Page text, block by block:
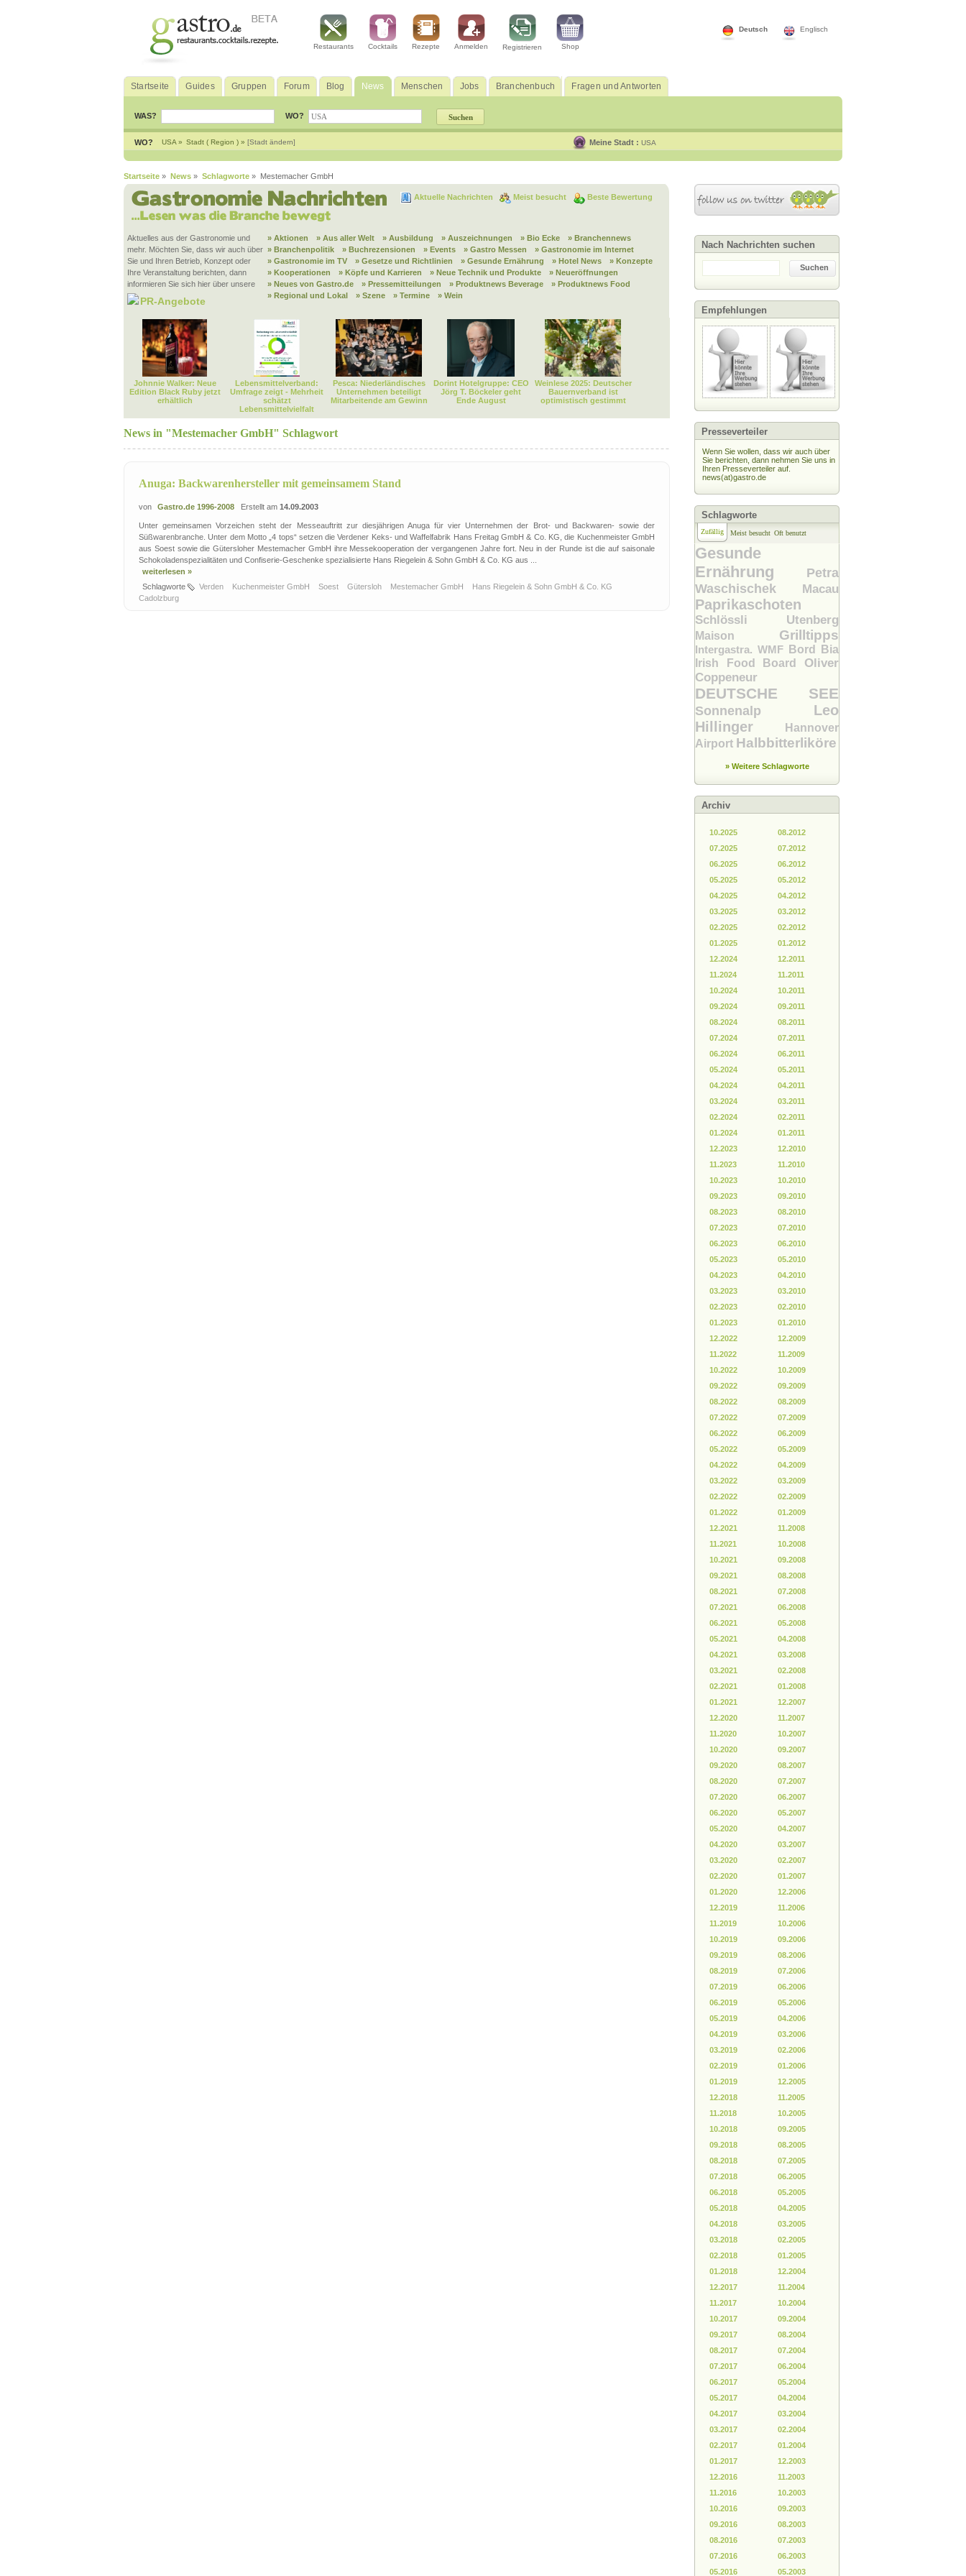
Englisch
Deutsch
Restaurants Cocktails Rezepte Anmelden Registrieren Shop
Startseite Guides Gruppen Forum Blog News Menschen Jobs Branchenbuch Fragen und Antworten
WAS? WO?
WO? USA » Stadt ( Region ) » [Stadt ändern] Meine Stadt : USA
Startseite » News » Schlagworte » Mestemacher GmbH
Aktuelle Nachrichten Meist besucht Beste Bewertung
Aktuelles aus der Gastronomie und
mehr. Möchten Sie, dass wir auch über
Sie und Ihren Betrieb, Konzept oder
Ihre Veranstaltung berichten, dann
informieren Sie sich hier über unsere
PR-Angebote
» Aktionen » Aus aller Welt » Ausbildung » Auszeichnungen » Bio Ecke
» Branchennews
» Branchenpolitik
» Buchrezensionen » Events » Gastro Messen
» Gastronomie im Internet
» Gastronomie im TV
» Gesetze und Richtlinien » Gesunde Ernährung » Hotel News
» Konzepte
» Kooperationen
» Köpfe und Karrieren » Neue Technik und Produkte
» Neueröffnungen
» Neues von Gastro.de
» Pressemitteilungen » Produktnews Beverage
» Produktnews Food
» Regional und Lokal
» Szene » Termine » Wein
Johnnie Walker: Neue
Edition Black Ruby jetzt
erhältlich
Lebensmittelverband:
Umfrage zeigt - Mehrheit
schätzt
Lebensmittelvielfalt
Pesca: Niederländisches
Unternehmen beteiligt
Mitarbeitende am Gewinn
Dorint Hotelgruppe: CEO
Jörg T. Böckeler geht
Ende August
Weinlese 2025: Deutscher
Bauernverband ist
optimistisch gestimmt
News in "Mestemacher GmbH" Schlagwort
Anuga: Backwarenhersteller mit gemeinsamem Stand
von Gastro.de 1996-2008 Erstellt am 14.09.2003
Unter gemeinsamen Vorzeichen steht der Messeauftritt zur diesjährigen Anuga für vier Unternehmen der Brot- und Backwaren- sowie der
Süßwarenbranche. Unter dem Motto „4 tops“ setzen die Verdener Keks- und Waffelfabrik Hans Freitag GmbH & Co. KG, die Kuchenmeister GmbH
aus Soest sowie die Gütersloher Mestemacher GmbH ihre Messekooperation der vergangenen Jahre fort. Neu in der Runde ist die auf saisonale
Schokoladenspezialitäten und Confiserie-Geschenke spezialisierte Hans Riegelein & Sohn GmbH & Co. KG aus ...
weiterlesen »
Schlagworte
Verden Kuchenmeister GmbH Soest Gütersloh Mestemacher GmbH
Hans Riegelein & Sohn GmbH & Co. KG
Cadolzburg
Nach Nachrichten suchen
Suchen
Empfehlungen
Presseverteiler
Wenn Sie wollen, dass wir auch über
Sie berichten, dann nehmen Sie uns in
Ihren Presseverteiler auf.
news(at)gastro.de
Schlagworte
Zufällig Meist besucht Oft benutzt
Gesunde
Ernährung
Petra
Waschischek Macau
Paprikaschoten
Schlössli Utenberg
Maison Grilltipps
Intergastra. WMF Bord Bia
Irish Food Board Oliver
Coppeneur
DEUTSCHE SEE
Sonnenalp Leo
Hillinger
Hannover
Airport Halbbitterliköre
» Weitere Schlagworte
Archiv
10.2025
07.2025
06.2025
05.2025
04.2025
03.2025
02.2025
01.2025
12.2024
11.2024
10.2024
09.2024
08.2024
07.2024
06.2024
05.2024
04.2024
03.2024
02.2024
01.2024
12.2023
11.2023
10.2023
09.2023
08.2023
07.2023
06.2023
05.2023
04.2023
03.2023
02.2023
01.2023
12.2022
11.2022
10.2022
09.2022
08.2022
07.2022
06.2022
05.2022
04.2022
03.2022
02.2022
01.2022
12.2021
11.2021
10.2021
09.2021
08.2021
07.2021
06.2021
05.2021
04.2021
03.2021
02.2021
01.2021
12.2020
11.2020
10.2020
09.2020
08.2020
07.2020
06.2020
05.2020
04.2020
03.2020
02.2020
01.2020
12.2019
11.2019
10.2019
09.2019
08.2019
07.2019
06.2019
05.2019
04.2019
03.2019
02.2019
01.2019
12.2018
11.2018
10.2018
09.2018
08.2018
07.2018
06.2018
05.2018
04.2018
03.2018
02.2018
01.2018
12.2017
11.2017
10.2017
09.2017
08.2017
07.2017
06.2017
05.2017
04.2017
03.2017
02.2017
01.2017
12.2016
11.2016
10.2016
09.2016
08.2016
07.2016
05.2016
08.2012
07.2012
06.2012
05.2012
04.2012
03.2012
02.2012
01.2012
12.2011
11.2011
10.2011
09.2011
08.2011
07.2011
06.2011
05.2011
04.2011
03.2011
02.2011
01.2011
12.2010
11.2010
10.2010
09.2010
08.2010
07.2010
06.2010
05.2010
04.2010
03.2010
02.2010
01.2010
12.2009
11.2009
10.2009
09.2009
08.2009
07.2009
06.2009
05.2009
04.2009
03.2009
02.2009
01.2009
11.2008
10.2008
09.2008
08.2008
07.2008
06.2008
05.2008
04.2008
03.2008
02.2008
01.2008
12.2007
11.2007
10.2007
09.2007
08.2007
07.2007
06.2007
05.2007
04.2007
03.2007
02.2007
01.2007
12.2006
11.2006
10.2006
09.2006
08.2006
07.2006
06.2006
05.2006
04.2006
03.2006
02.2006
01.2006
12.2005
11.2005
10.2005
09.2005
08.2005
07.2005
06.2005
05.2005
04.2005
03.2005
02.2005
01.2005
12.2004
11.2004
10.2004
09.2004
08.2004
07.2004
06.2004
05.2004
04.2004
03.2004
02.2004
01.2004
12.2003
11.2003
10.2003
09.2003
08.2003
07.2003
06.2003
05.2003